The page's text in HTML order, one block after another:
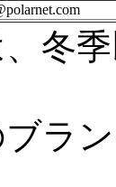
冬
ブラ